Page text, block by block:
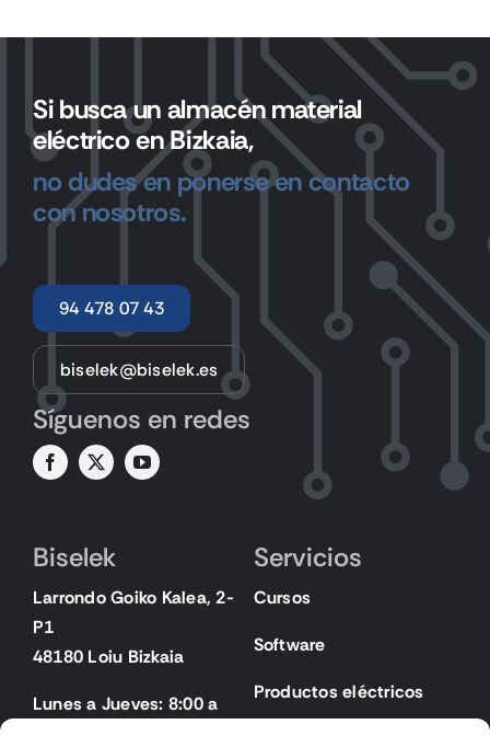
Si busca un almacén material
eléctrico en Bizkaia,
no dudes en ponerse en contacto
con nosotros.
94 478 07 43
biselek@biselek.es
Síguenos en redes
Biselek
Larrondo Goiko Kalea, 2-
P1
48180 Loiu Bizkaia
Lunes a Jueves: 8:00 a
Servicios
Cursos
Software
Productos eléctricos